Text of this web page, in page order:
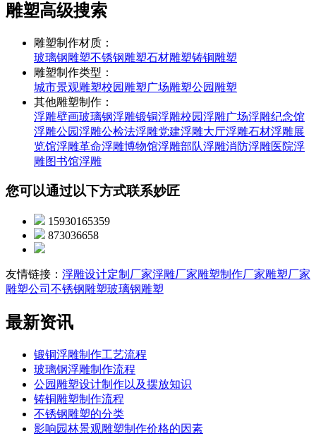
雕塑高级搜索
雕塑制作材质：
玻璃钢雕塑不锈钢雕塑石材雕塑铸铜雕塑
雕塑制作类型：
城市景观雕塑校园雕塑广场雕塑公园雕塑
其他雕塑制作：
浮雕壁画玻璃钢浮雕锻铜浮雕校园浮雕广场浮雕纪念馆
浮雕公园浮雕公检法浮雕党建浮雕大厅浮雕石材浮雕展
览馆浮雕革命浮雕博物馆浮雕部队浮雕消防浮雕医院浮
雕图书馆浮雕
您可以通过以下方式联系妙匠
15930165359
873036658
友情链接： 浮雕设计定制厂家浮雕厂家雕塑制作厂家雕塑厂家
雕塑公司 不锈钢雕塑玻璃钢雕塑
最新资讯
锻铜浮雕制作工艺流程
玻璃钢浮雕制作流程
公园雕塑设计制作以及摆放知识
铸铜雕塑制作流程
不锈钢雕塑的分类
影响园林景观雕塑制作价格的因素